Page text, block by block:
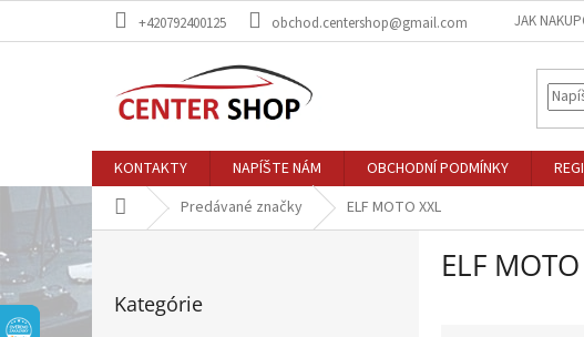
+420792400125 obchod.centershop@gmail.com JAK
KONTAKTY NAPÍŠTE NÁM OBCHODNÍ PODMÍNKY
DomovPredávané značky ELF MOTO XXL
B
o
č
n
kategórie
Kategórie
ELF